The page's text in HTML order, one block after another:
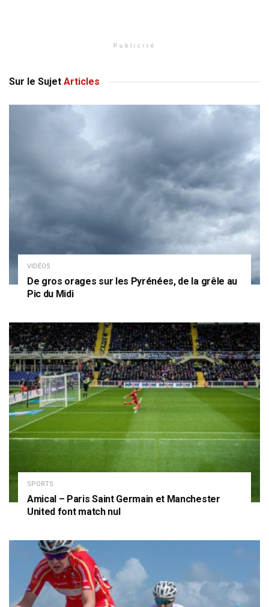
Publicité
Sur le Sujet Articles
VIDÉOS
De gros orages sur les Pyrénées, de la grêle au
Pic du Midi
SPORTS
Amical – Paris Saint Germain et Manchester
United font match nul